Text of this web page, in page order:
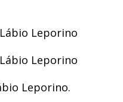
Leporino.